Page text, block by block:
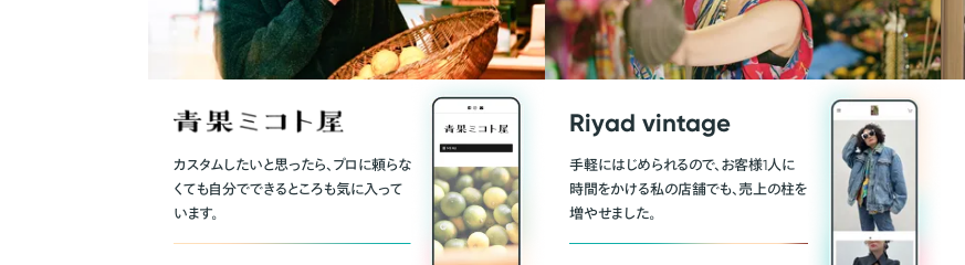
カスタムしたいと思ったら、プロに頼らな
くても自分でできるところも気に入って
います。
Riyad vintage
手軽にはじめられるので、お客様1人に
時間をかける私の店舗でも、売上の柱を
増やせました。